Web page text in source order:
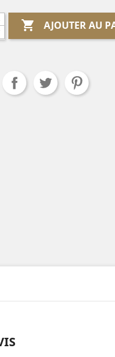
 AJOUTER AU